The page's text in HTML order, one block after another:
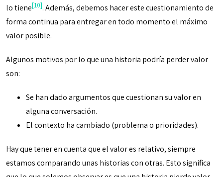
lo tiene[10]. Además, debemos hacer este cuestionamiento de
forma continua para entregar en todo momento el máximo
valor posible.
Algunos motivos por lo que una historia podría perder valor
son:
Se han dado argumentos que cuestionan su valor en
alguna conversación.
El contexto ha cambiado (problema o prioridades).
Hay que tener en cuenta que el valor es relativo, siempre
estamos comparando unas historias con otras. Esto significa